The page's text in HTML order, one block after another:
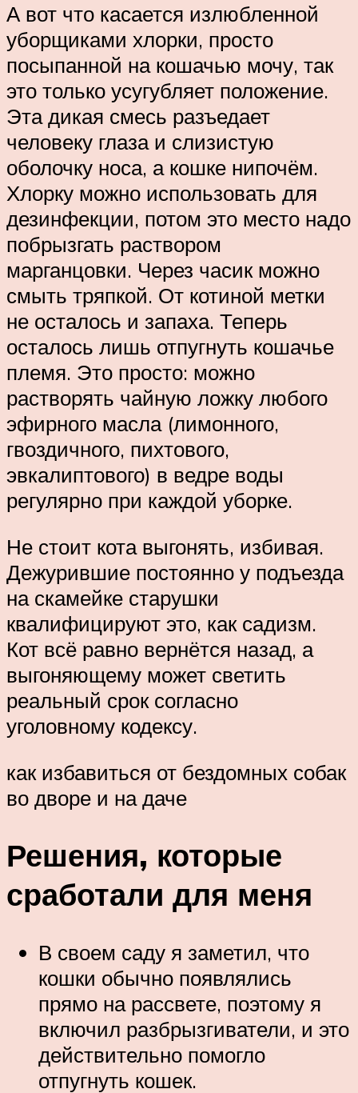
А вот что касается излюбленной
уборщиками хлорки, просто
посыпанной на кошачью мочу, так
это только усугубляет положение.
Эта дикая смесь разъедает
человеку глаза и слизистую
оболочку носа, а кошке нипочём.
Хлорку можно использовать для
дезинфекции, потом это место надо
побрызгать раствором
марганцовки. Через часик можно
смыть тряпкой. От котиной метки
не осталось и запаха. Теперь
осталось лишь отпугнуть кошачье
племя. Это просто: можно
растворять чайную ложку любого
эфирного масла (лимонного,
гвоздичного, пихтового,
эвкалиптового) в ведре воды
регулярно при каждой уборке.
Не стоит кота выгонять, избивая.
Дежурившие постоянно у подъезда
на скамейке старушки
квалифицируют это, как садизм.
Кот всё равно вернётся назад, а
выгоняющему может светить
реальный срок согласно
уголовному кодексу.
как избавиться от бездомных собак
во дворе и на даче
Решения, которые
сработали для меня
В своем саду я заметил, что
кошки обычно появлялись
прямо на рассвете, поэтому я
включил разбрызгиватели, и это
действительно помогло
отпугнуть кошек.